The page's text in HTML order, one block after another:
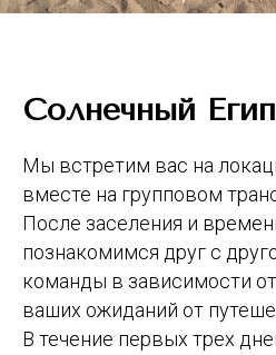
Солнечный
Мы встретим вас на
вместе на групповом
После заселения и
познакомимся друг с
команды в зависимости
ваших ожиданий от
В течение первых трех